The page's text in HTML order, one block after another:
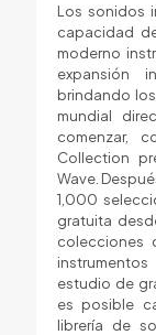
Los sonidos
capacidad
moderno
expansión
brindando
mundial
comenzar,
Collection
Wave.
1,000
gratuita
colecciones
estudio de
es posible
librería de